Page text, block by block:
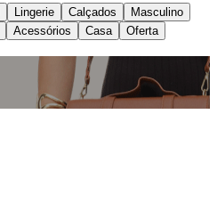
Lingerie Calçados
Masculino
Acessórios Casa Oferta